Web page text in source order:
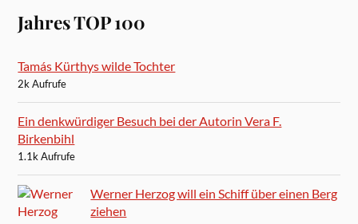
Jahres TOP 100
Tamás Kürthys wilde Tochter
2k Aufrufe
Ein denkwürdiger Besuch bei der Autorin Vera F.
Birkenbihl
1.1k Aufrufe
Werner Herzog will ein Schiff über einen Berg
ziehen